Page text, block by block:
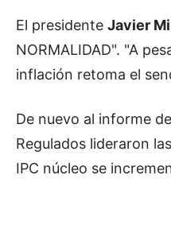
El presidente Javier
NORMALIDAD". "A
inflación retoma el
De nuevo al informe
Regulados lideraron
IPC núcleo se